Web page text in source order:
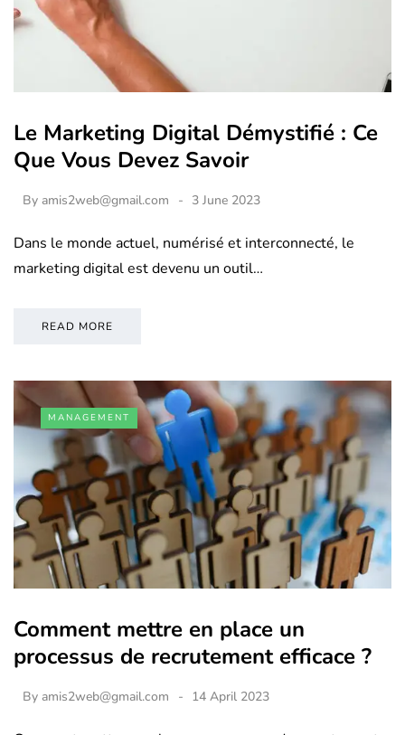
Le Marketing Digital Démystifié : Ce
Que Vous Devez Savoir
By amis2web@gmail.com 3 June 2023
Dans le monde actuel, numérisé et interconnecté, le
marketing digital est devenu un outil…
READ MORE
MANAGEMENT
Comment mettre en place un
processus de recrutement efficace ?
By amis2web@gmail.com 14 April 2023